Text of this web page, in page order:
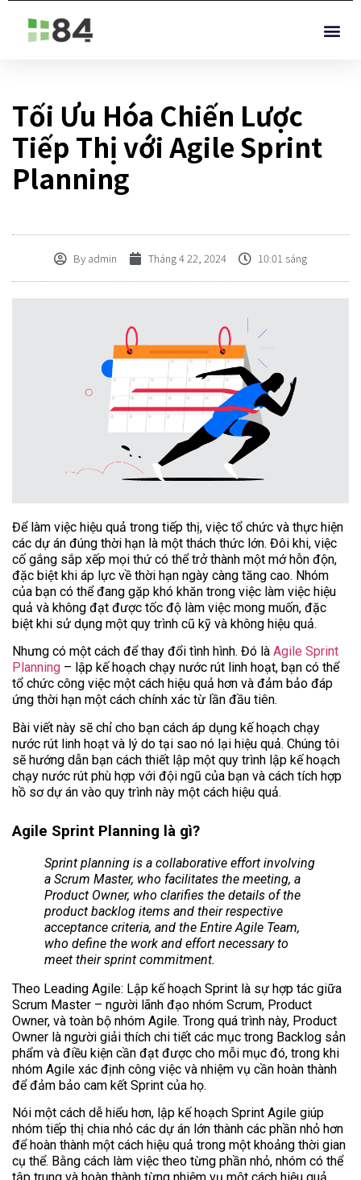
Tối Ưu Hóa Chiến Lược
Tiếp Thị với Agile Sprint
Planning
By admin Tháng 4 22, 2024 10:01 sáng
Để làm việc hiệu quả trong tiếp thị, việc tổ chức và thực hiện
các dự án đúng thời hạn là một thách thức lớn. Đôi khi, việc
cố gắng sắp xếp mọi thứ có thể trở thành một mớ hỗn độn,
đặc biệt khi áp lực về thời hạn ngày càng tăng cao. Nhóm
của bạn có thể đang gặp khó khăn trong việc làm việc hiệu
quả và không đạt được tốc độ làm việc mong muốn, đặc
biệt khi sử dụng một quy trình cũ kỹ và không hiệu quả.
Nhưng có một cách để thay đổi tình hình. Đó là Agile Sprint
Planning – lập kế hoạch chạy nước rút linh hoạt, bạn có thể
tổ chức công việc một cách hiệu quả hơn và đảm bảo đáp
ứng thời hạn một cách chính xác từ lần đầu tiên.
Bài viết này sẽ chỉ cho bạn cách áp dụng kế hoạch chạy
nước rút linh hoạt và lý do tại sao nó lại hiệu quả. Chúng tôi
sẽ hướng dẫn bạn cách thiết lập một quy trình lập kế hoạch
chạy nước rút phù hợp với đội ngũ của bạn và cách tích hợp
hồ sơ dự án vào quy trình này một cách hiệu quả.
Agile Sprint Planning là gì?
Sprint planning is a collaborative effort involving
a Scrum Master, who facilitates the meeting, a
Product Owner, who clarifies the details of the
product backlog items and their respective
acceptance criteria, and the Entire Agile Team,
who define the work and effort necessary to
meet their sprint commitment.
Theo Leading Agile: Lập kế hoạch Sprint là sự hợp tác giữa
Scrum Master – người lãnh đạo nhóm Scrum, Product
Owner, và toàn bộ nhóm Agile. Trong quá trình này, Product
Owner là người giải thích chi tiết các mục trong Backlog sản
phẩm và điều kiện cần đạt được cho mỗi mục đó, trong khi
nhóm Agile xác định công việc và nhiệm vụ cần hoàn thành
để đảm bảo cam kết Sprint của họ.
Nói một cách dễ hiểu hơn, lập kế hoạch Sprint Agile giúp
nhóm tiếp thị chia nhỏ các dự án lớn thành các phần nhỏ hơn
để hoàn thành một cách hiệu quả trong một khoảng thời gian
cụ thể. Bằng cách làm việc theo từng phần nhỏ, nhóm có thể